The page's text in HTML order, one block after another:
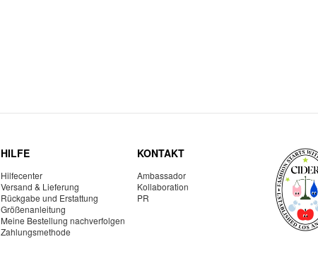
HILFE
Hilfecenter
Versand & Lieferung
Rückgabe und Erstattung
Größenanleitung
Meine Bestellung nachverfolgen
Zahlungsmethode
KONTAKT
Ambassador
Kollaboration
PR